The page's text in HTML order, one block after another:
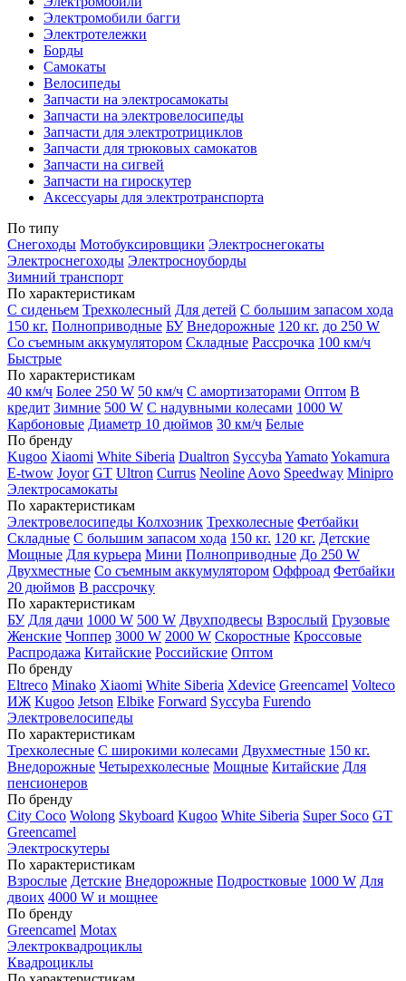
Электромобили багги
Электротележки
Борды
Самокаты
Велосипеды
Запчасти на электросамокаты
Запчасти на электровелосипеды
Запчасти для электротрициклов
Запчасти для трюковых самокатов
Запчасти на сигвей
Запчасти на гироскутер
Аксессуары для электротранспорта
По типу
Снегоходы Мотобуксировщики Электроснегокаты
Электроснегоходы Электросноуборды
Зимний транспорт
По характеристикам
С сиденьем Трехколесный Для детей С большим запасом хода
150 кг. Полноприводные БУ Внедорожные 120 кг. до 250 W
Со съемным аккумулятором Складные Рассрочка 100 км/ч
Быстрые
По характеристикам
40 км/ч Более 250 W 50 км/ч С амортизаторами Оптом В
кредит Зимние 500 W С надувными колесами 1000 W
Карбоновые Диаметр 10 дюймов 30 км/ч Белые
По бренду
Kugoo Xiaomi White Siberia Dualtron Syccyba YamatoYokamura
E-twow Joyor GT Ultron Currus Neoline Aovo Speedway Minipro
Электросамокаты
По характеристикам
Электровелосипеды Колхозник Трехколесные Фетбайки
Складные С большим запасом хода 150 кг. 120 кг. Детские
Мощные Для курьера Мини Полноприводные До 250 W
Двухместные Со съемным аккумулятором Оффроад Фетбайки
20 дюймов В рассрочку
По характеристикам
БУ Для дачи 1000 W 500 W Двухподвесы Взрослый Грузовые
Женские Чоппер 3000 W 2000 W Скоростные Кроссовые
Распродажа Китайские Российские Оптом
По бренду
Eltreco Minako Xiaomi White Siberia Xdevice Greencamel Volteco
ИЖ Kugoo Jetson Elbike Forward Syccyba Furendo
Электровелосипеды
По характеристикам
Трехколесные С широкими колесами Двухместные 150 кг.
Внедорожные Четырехколесные Мощные Китайские Для
пенсионеров
По бренду
City Coco Wolong Skyboard Kugoo White Siberia Super Soco GT
Greencamel
Электроскутеры
По характеристикам
Взрослые Детские Внедорожные Подростковые 1000 W Для
двоих 4000 W и мощнее
По бренду
Greencamel Motax
Электроквадроциклы
Квадроциклы